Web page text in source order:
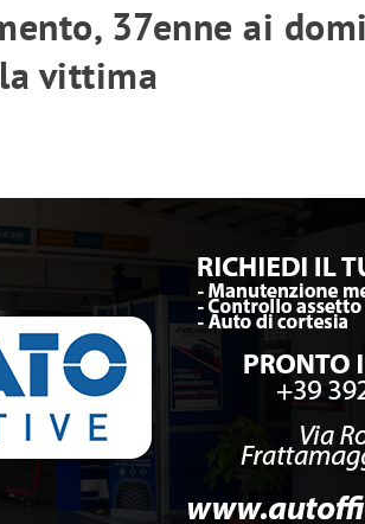
37enne ai
vittima